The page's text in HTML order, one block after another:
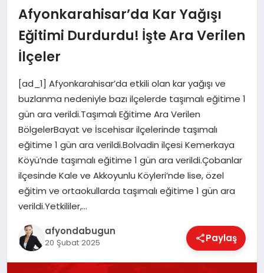
EĞITIM
EKONOMI
MAGAZIN
SAĞLIK
SIYASET
Afyonkarahisar’da Kar Yağışı
Eğitimi Durdurdu! İşte Ara Verilen
İlçeler
[ad_1] Afyonkarahisar’da etkili olan kar yağışı ve
buzlanma nedeniyle bazı ilçelerde taşımalı eğitime 1
gün ara verildi.Taşımalı Eğitime Ara Verilen
BölgelerBayat ve İscehisar ilçelerinde taşımalı
eğitime 1 gün ara verildi.Bolvadin ilçesi Kemerkaya
Köyü’nde taşımalı eğitime 1 gün ara verildi.Çobanlar
ilçesinde Kale ve Akkoyunlu Köyleri’nde lise, özel
eğitim ve ortaokullarda taşımalı eğitime 1 gün ara
verildi.Yetkililer,…
afyondabugun
20 Şubat 2025 Paylaş